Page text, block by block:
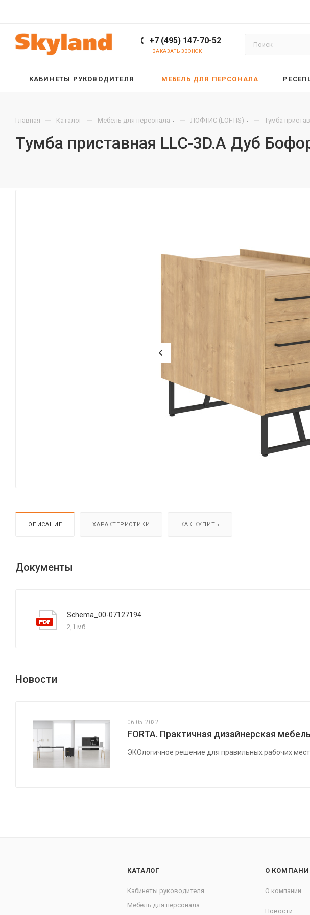
+7 (495) 147-70-52
ЗАКАЗАТЬ ЗВОНОК
КАБИНЕТЫ РУКОВОДИТЕЛЯ МЕБЕЛЬ ДЛЯ ПЕРСОНАЛА
Главная — Каталог — Мебель для персонала — ЛОФТИС (LOFTIS) — Тумба
Тумба приставная LLC-3D.A Дуб
ОПИСАНИЕ ХАРАКТЕРИСТИКИ КАК КУПИТЬ
Документы
Schema_00-07127194
2,1 мб
Новости
06.05.2022
FORTA. Практичная дизайнерская
ЭКОлогичное решение для правильных рабочих мест
КАТАЛОГ
Кабинеты руководителя
Мебель для персонала
О
О компании
Новости